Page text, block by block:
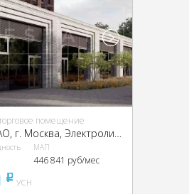
помещение
ЖК Твелв, ЮАО, г. Москва, Электролитный пр-д, 12Б
МАП
446 841 руб/мес
pуб
УСН